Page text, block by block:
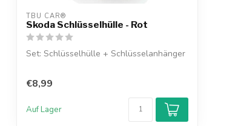
TBU CAR®
Skoda Schlüsselhülle - Rot
Set: Schlüsselhülle + Schlüsselanhänger
€8,99
Auf Lager